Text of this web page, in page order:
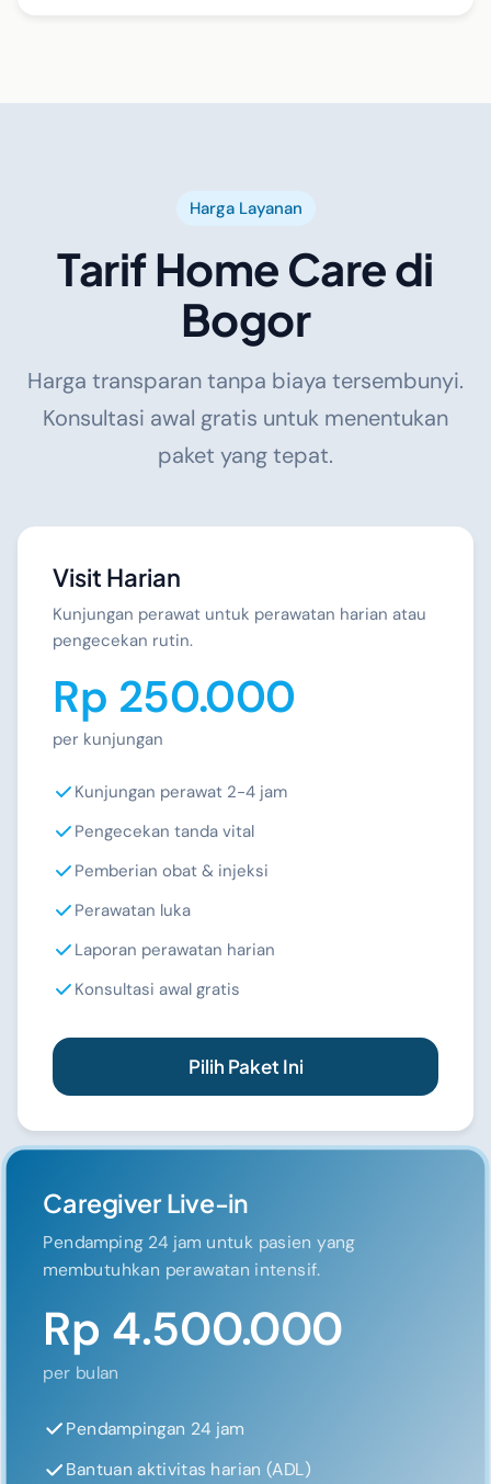
Harga Layanan
Tarif Home Care di
Bogor
Harga transparan tanpa biaya tersembunyi.
Konsultasi awal gratis untuk menentukan
paket yang tepat.
Visit Harian
Kunjungan perawat untuk perawatan harian atau
pengecekan rutin.
Rp 250.000
per kunjungan
Kunjungan perawat 2-4 jam
Pengecekan tanda vital
Pemberian obat & injeksi
Perawatan luka
Laporan perawatan harian
Konsultasi awal gratis
Pilih Paket Ini
Caregiver Live-in
Pendamping 24 jam untuk pasien yang
membutuhkan perawatan intensif.
Rp 4.500.000
per bulan
Pendampingan 24 jam
Bantuan aktivitas harian (ADL)